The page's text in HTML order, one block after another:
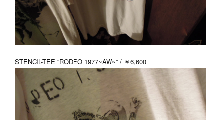
STENCIL-TEE “RODEO 1977~AW~” / ￥6,600